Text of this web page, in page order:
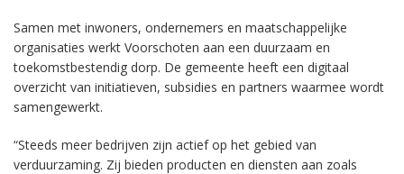
Samen met inwoners, ondernemers en maatschappelijke
organisaties werkt Voorschoten aan een duurzaam en
toekomstbestendig dorp. De gemeente heeft een digitaal
overzicht van initiatieven, subsidies en partners waarmee wordt
samengewerkt.
“Steeds meer bedrijven zijn actief op het gebied van
verduurzaming. Zij bieden producten en diensten aan zoals